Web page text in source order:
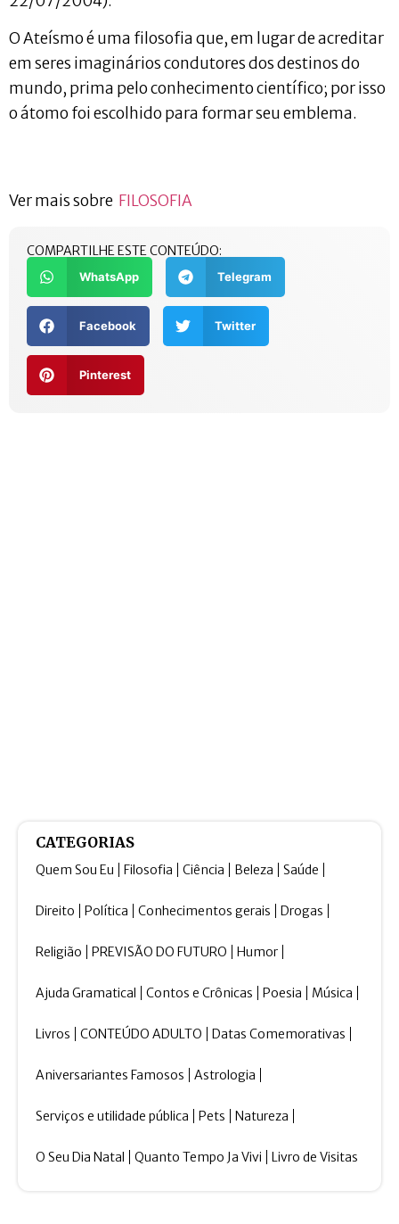
O Ateísmo é uma filosofia que, em lugar de acreditar
em seres imaginários condutores dos destinos do
mundo, prima pelo conhecimento científico; por isso
o átomo foi escolhido para formar seu emblema.
Ver mais sobre FILOSOFIA
COMPARTILHE ESTE CONTEÚDO:
WhatsApp Telegram
Facebook Twitter
Pinterest
CATEGORIAS
Quem Sou Eu Filosofia Ciência Beleza Saúde
Direito Política Conhecimentos gerais Drogas
Religião PREVISÃO DO FUTURO Humor
Ajuda Gramatical Contos e Crônicas Poesia Música
Livros CONTEÚDO ADULTO Datas Comemorativas
Aniversariantes Famosos Astrologia
Serviços e utilidade pública Pets Natureza
O Seu Dia Natal Quanto Tempo Ja Vivi Livro de Visitas